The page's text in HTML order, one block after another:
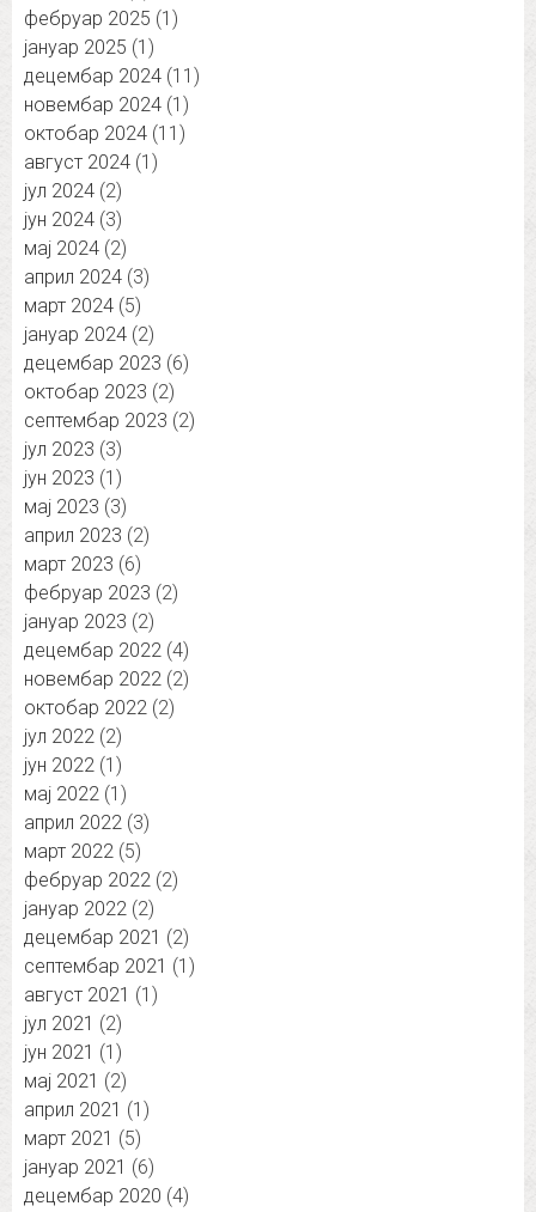
фебруар 2025 (1)
јануар 2025 (1)
децембар 2024 (11)
новембар 2024 (1)
октобар 2024 (11)
август 2024 (1)
јул 2024 (2)
јун 2024 (3)
мај 2024 (2)
април 2024 (3)
март 2024 (5)
јануар 2024 (2)
децембар 2023 (6)
октобар 2023 (2)
септембар 2023 (2)
јул 2023 (3)
јун 2023 (1)
мај 2023 (3)
април 2023 (2)
март 2023 (6)
фебруар 2023 (2)
јануар 2023 (2)
децембар 2022 (4)
новембар 2022 (2)
октобар 2022 (2)
јул 2022 (2)
јун 2022 (1)
мај 2022 (1)
април 2022 (3)
март 2022 (5)
фебруар 2022 (2)
јануар 2022 (2)
децембар 2021 (2)
септембар 2021 (1)
август 2021 (1)
јул 2021 (2)
јун 2021 (1)
мај 2021 (2)
април 2021 (1)
март 2021 (5)
јануар 2021 (6)
децембар 2020 (4)